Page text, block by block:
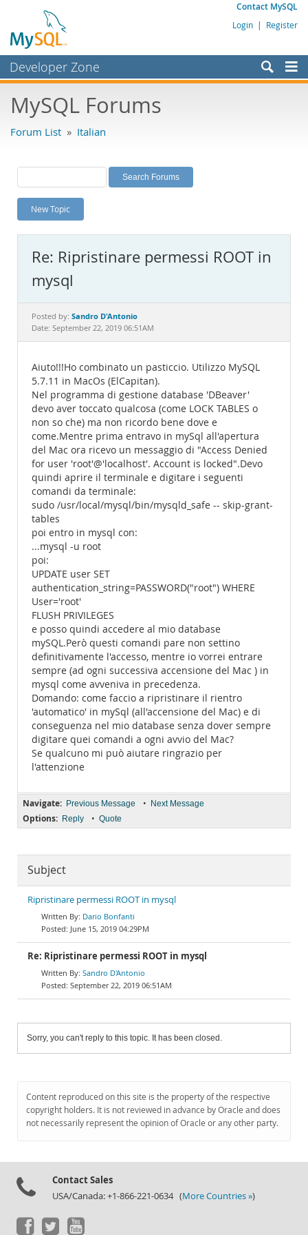
Contact MySQL
Login | Register
Developer Zone
Bugs
Labs
Planet MySQL
News and Events
MySQL.com
Downloads
Documentation
MySQL Forums
Forum List » Italian
New Topic
Re: Ripristinare permessi ROOT in
mysql
Posted by: Sandro D'Antonio
Date: September 22, 2019 06:51AM
Aiuto!!!Ho combinato un pasticcio. Utilizzo MySQL
5.7.11 in MacOs (ElCapitan).
Nel programma di gestione database 'DBeaver'
devo aver toccato qualcosa (come LOCK TABLES o
non so che) ma non ricordo bene dove e
come.Mentre prima entravo in mySql all'apertura
del Mac ora ricevo un messaggio di "Access Denied
for user 'root'@'localhost'. Account is locked".Devo
quindi aprire il terminale e digitare i seguenti
comandi da terminale:
sudo /usr/local/mysql/bin/mysqld_safe -- skip-grant-
tables
poi entro in mysql con:
...mysql -u root
poi:
UPDATE user SET
authentication_string=PASSWORD("root") WHERE
User='root'
FLUSH PRIVILEGES
e posso quindi accedere al mio database
mySQL.Però questi comandi pare non settino
definitivamente l'accesso, mentre io vorrei entrare
sempre (ad ogni successiva accensione del Mac ) in
mysql come avveniva in precedenza.
Domando: come faccio a ripristinare il rientro
'automatico' in mySql (all'accensione del Mac) e di
conseguenza nel mio database senza dover sempre
digitare quei comandi a ogni avvio del Mac?
Se qualcuno mi può aiutare ringrazio per
l'attenzione
Navigate: Previous Message • Next Message
Options: Reply • Quote
Subject
Ripristinare permessi ROOT in mysql
Dario Bonfanti
June 15, 2019 04:29PM
Re: Ripristinare permessi ROOT in mysql
Sandro D'Antonio
September 22, 2019 06:51AM
Sorry, you can't reply to this topic. It has been closed.
Content reproduced on this site is the property of the respective
copyright holders. It is not reviewed in advance by Oracle and does
not necessarily represent the opinion of Oracle or any other party.
Contact Sales
USA/Canada: +1-866-221-0634 (More Countries »)